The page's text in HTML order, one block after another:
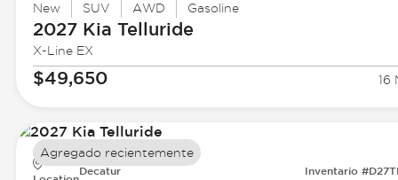
New SUV AWD Gasoline
2027 Kia Telluride
X-Line EX
$49,650 16
Decatur Inventario
Agregado recientemente